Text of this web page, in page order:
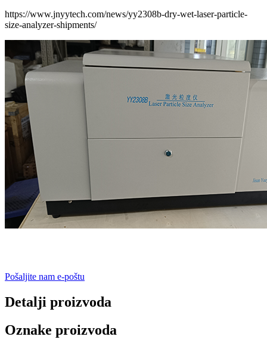
https://www.jnyytech.com/news/yy2308b-dry-wet-laser-particle-
size-analyzer-shipments/
Pošaljite nam e-poštu
Detalji proizvoda
Oznake proizvoda